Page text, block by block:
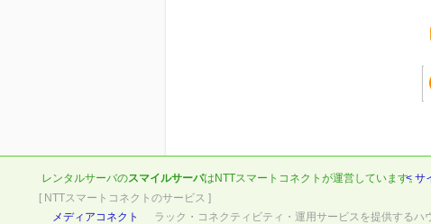
レンタルサーバのスマイルサーバは NTTスマートコネクト が運営しています。
< サ
[ NTTスマートコネクトのサービス ]
メディアコネクト
ラック・コネクティビティ・運用サービスを提供するハ